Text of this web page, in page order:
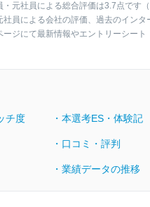
・元社員による総合評価は3.7点です
員による会社の評価、過去のイン
ジにて最新情報やエントリーシー
チ度 ・本選考ES・体験記
・口コミ・評判
・業績データの推移